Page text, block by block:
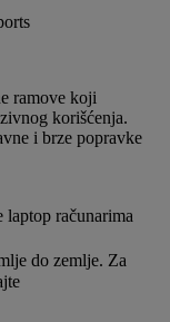
ramove koji
korišćenja.
i brze popravke
laptop računarima
do zemlje. Za